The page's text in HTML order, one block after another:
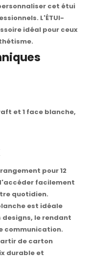
cet étui
L'ÉTUI-
idéal pour ceux
et 1 face blanche,
pour 12
facilement
quotidien.
est idéale
designs, le rendant
communication.
de carton
durable et